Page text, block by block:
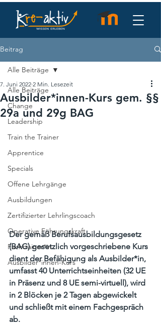
Beitrag
Alle Beiträge
Change
Leadership
Train the Trainer
Apprentice
Specials
Offene Lehrgänge
Ausbildungen
Zertifizierter Lehrlingscoach
Operative Führungskraft
Fachtrainer*in
Ausbilder*innen-Kurs
Alle Beiträge
Ausbilder*innen-Kurs gem. §§
29a und 29g BAG
7. Juni 2022 2 Min. Lesezeit
Der gemäß Berufsausbildungsgesetz
(BAG) gesetzlich vorgeschriebene Kurs
dient der Befähigung als Ausbilder*in,
umfasst 40 Unterrichtseinheiten (32 UE
in Präsenz und 8 UE semi-virtuell), wird
in 2 Blöcken je 2 Tagen abgewickelt
und schließt mit einem Fachgespräch
ab.